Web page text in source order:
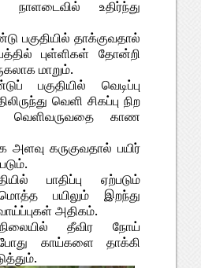
நாளடைவில் உதிர்ந்து
பகுதியில் தாக்குவதால்
புள்ளிகள் தோன்றி
மாறும்.
பகுதியில் வெடிப்பு
வெளி சிகப்பு நிற
வெளிவருவதை காண
கருகுவதால் பயிர்
பாதிப்பு ஏற்படும்
பயிலும் இறந்து
அதிகம்.
தீவிர நோய்
காய்களை தாக்கி